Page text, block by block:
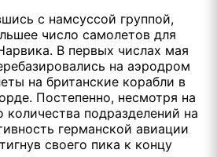
с намсуссой группой,
число самолетов для
В первых числах мая
на аэродром
на британские корабли в
Постепенно, несмотря на
количества подразделений на
германской авиации
своего пика к концу